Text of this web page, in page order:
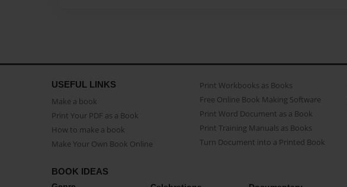
USEFUL LINKS
Make a book
Print Your PDF as a Book
How to make a book
Make Your Own Book Online
Print Workbooks as Books
Free Online Book Making Software
Print Word Document as a Book
Print Training Manuals as Books
Turn Document into a Printed Book
BOOK IDEAS